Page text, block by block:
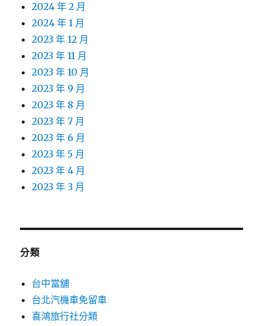
2024 年 2 月
2024 年 1 月
2023 年 12 月
2023 年 11 月
2023 年 10 月
2023 年 9 月
2023 年 8 月
2023 年 7 月
2023 年 6 月
2023 年 5 月
2023 年 4 月
2023 年 3 月
分類
台中當舖
台北汽機車免留車
喜鴻旅行社分類